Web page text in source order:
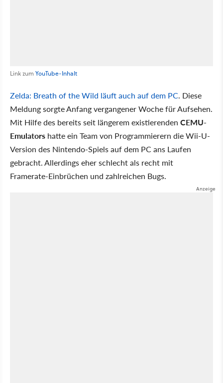
Link zum YouTube-Inhalt
Zelda: Breath of the Wild läuft auch auf dem PC. Diese
Meldung sorgte Anfang vergangener Woche für Aufsehen.
Mit Hilfe des bereits seit längerem existierenden CEMU-
Emulators hatte ein Team von Programmierern die Wii-U-
Version des Nintendo-Spiels auf dem PC ans Laufen
gebracht. Allerdings eher schlecht als recht mit
Framerate-Einbrüchen und zahlreichen Bugs.